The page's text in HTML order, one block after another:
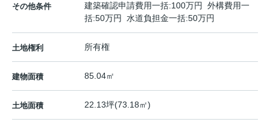
その他条件
建築確認申請費用一括:100万円 外構費用一
括:50万円 水道負担金一括:50万円
土地権利 所有権
建物面積 85.04㎡
土地面積 22.13坪(73.18㎡)